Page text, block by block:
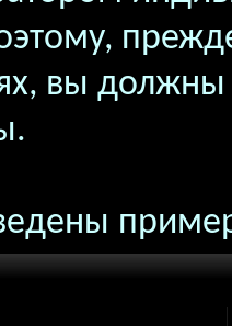
вы должны